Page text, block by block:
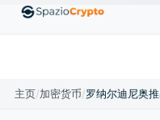
EthereumETHUS$1,880.58
主页/加密货币/